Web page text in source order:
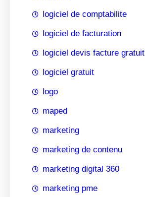
logiciel de comptabilite
logiciel de facturation
logiciel devis facture gratuit
logiciel gratuit
logo
maped
marketing
marketing de contenu
marketing digital 360
marketing pme